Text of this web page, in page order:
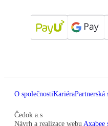
O společnostiKariéraPartnerská
Čedok a.s
Návrh a realizace webu Axabee